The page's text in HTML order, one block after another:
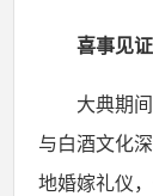
喜事见
大典期
与白酒文化
地婚嫁礼仪